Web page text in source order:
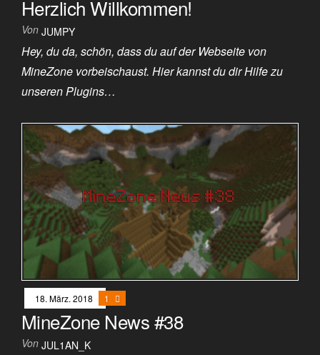
Herzlich Willkommen!
Von JUMPY
Hey, du da, schön, dass du auf der Webseite von
MineZone vorbeischaust. Hier kannst du dir Hilfe zu
unseren Plugins…
18. März. 2018 1
MineZone News #38
Von JUL1AN_K